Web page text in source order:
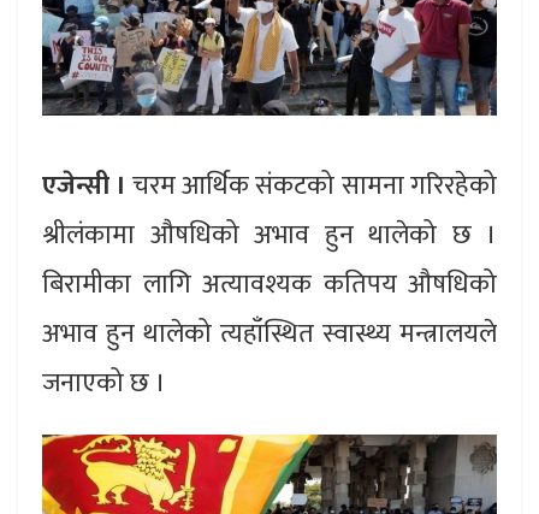
एजेन्सी । चरम आर्थिक संकटको सामना गरिरहेको
श्रीलंकामा औषधिको अभाव हुन थालेको छ ।
बिरामीका लागि अत्यावश्यक कतिपय औषधिको
अभाव हुन थालेको त्यहाँस्थित स्वास्थ्य मन्त्रालयले
जनाएको छ ।